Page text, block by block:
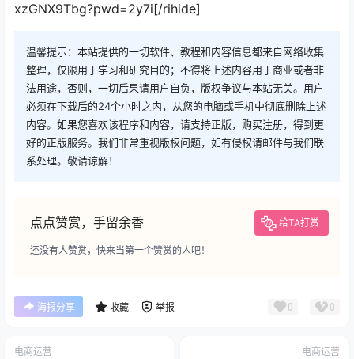
xzGNX9Tbg?pwd=2y7i[/rihide]
温馨提示：本站提供的一切软件、教程和内容信息都来自网络收集
整理，仅限用于学习和研究目的；不得将上述内容用于商业或者非
法用途，否则，一切后果请用户自负，版权争议与本站无关。用户
必须在下载后的24个小时之内，从您的电脑或手机中彻底删除上述
内容。如果您喜欢该程序和内容，请支持正版，购买注册，得到更
好的正版服务。我们非常重视版权问题，如有侵权请邮件与我们联
系处理。敬请谅解！
点点赞赏，手留余香 给TA打赏
还没有人赞赏，快来当第一个赞赏的人吧！
海报分享 收藏 举报 0 0
电商运营 电商运营